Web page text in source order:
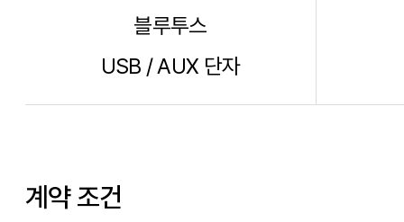
블루투스
USB / AUX 단자
계약 조건